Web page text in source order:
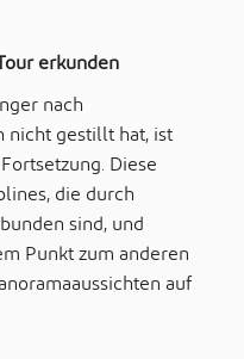
erkunden
nach
nicht gestillt hat, ist
Diese
die durch
sind, und
Punkt zum anderen
auf